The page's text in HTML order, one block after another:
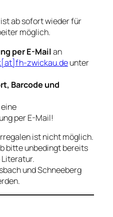
ab sofort wieder für
möglich.
per E-Mailan
zwickau.deunter
Barcode und
per E-Mail!
ist nicht möglich.
bitte unbedingt bereits
und Schneeberg